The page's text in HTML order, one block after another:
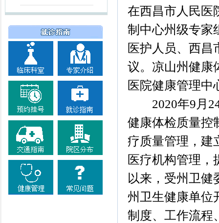
在西昌市人民医
制中心州级专家
医护人员、西昌
议。凉山州健康
医院健康管理中
2020年9月
健康体检质量控
疗质量管理，建
医疗机构管理，
以来，受州卫健
州卫生健康单位
制度、工作流程